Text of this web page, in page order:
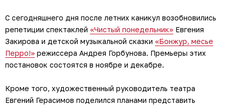
С сегодняшнего дня после летних каникул возобновились
репетиции спектаклей «Чистый понедельник» Евгения
Закирова и детской музыкальной сказки «Бонжур, месье
Перро!» режиссера Андрея Горбунова. Премьеры этих
постановок состоятся в ноябре и декабре.
Кроме того, художественный руководитель театра
Евгений Герасимов поделился планами представить